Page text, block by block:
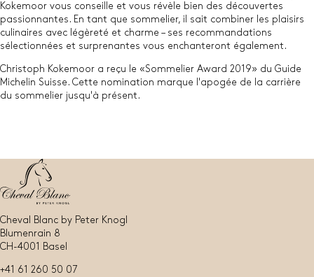
Kokemoor vous conseille et vous révèle bien des découvertes
passionnantes. En tant que sommelier, il sait combiner les plaisirs
culinaires avec légèreté et charme – ses recommandations
sélectionnées et surprenantes vous enchanteront également.
Christoph Kokemoor a reçu le «Sommelier Award 2019» du Guide
Michelin Suisse. Cette nomination marque l'apogée de la carrière
du sommelier jusqu'à présent.
Cheval Blanc by Peter Knogl
Blumenrain 8
CH-4001 Basel
+41 61 260 50 07